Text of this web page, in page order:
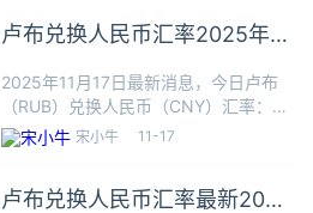
准。卢布
卢布兑换人民币汇率2025年11
2025年11月17日最新消息，今日卢布
（RUB）兑换人民币（CNY）汇率：1
卢布≈0.0880人民币，根据今日汇率1
卢布可以兑换0.0880人民币，本站数
为准。卢布
宋小牛 11-17
卢布兑换人民币汇率最新2025